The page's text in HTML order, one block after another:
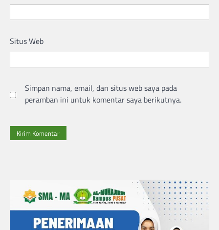
Situs Web
Simpan nama, email, dan situs web saya pada
peramban ini untuk komentar saya berikutnya.